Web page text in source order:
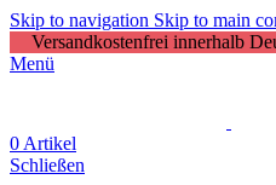
Skip to navigation Skip to main
Versandkostenfrei innerhalb
Menü
0 Artikel
Schließen